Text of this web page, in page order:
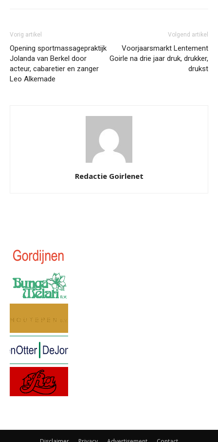
Vorig artikel
Opening sportmassagepraktijk
Jolanda van Berkel door
acteur, cabaretier en zanger
Leo Alkemade
Volgend artikel
Voorjaarsmarkt Lentement
Goirle na drie jaar druk, drukker,
drukst
Redactie Goirlenet